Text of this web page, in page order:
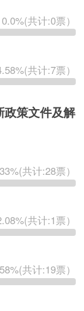
0.0%(共计:0票）
共计:7票）
政策文件及解
共计:28票）
共计:1票）
共计:19票）